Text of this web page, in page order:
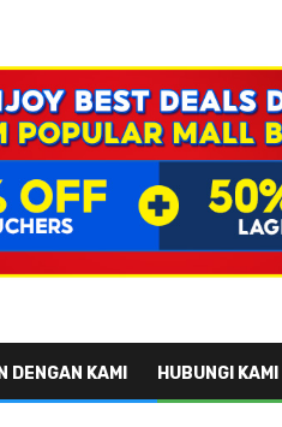
DENGAN KAMI HUBUNGI KAMI